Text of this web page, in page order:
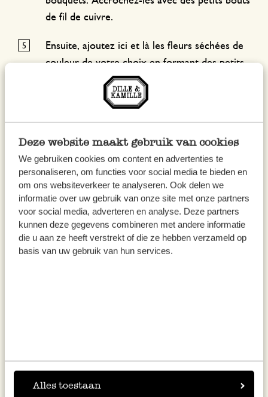
Deze website maakt gebruik van cookies
We gebruiken cookies om content en advertenties te
personaliseren, om functies voor social media te bieden en
om ons websiteverkeer te analyseren. Ook delen we
informatie over uw gebruik van onze site met onze partners
voor social media, adverteren en analyse. Deze partners
kunnen deze gegevens combineren met andere informatie
die u aan ze heeft verstrekt of die ze hebben verzameld op
basis van uw gebruik van hun services.
Alles toestaan
de fil de cuivre.
Ensuite, ajoutez ici et là les fleurs séchées de
couleur de votre choix en formant des petits
Attachez-les à l’aide de petites agrafes en
métal que vous veillerez à dissimuler sous les
branches d’eucalyptus et les fleurs séchées.
Enfin, accrochez la couronne de fleurs que
vous aurez munie d’un joli ruban ou d’un
morceau de fil de pêche à un crochet au mur.
Vous pouvez également utiliser une couronne (de
Noël) en osier pour créer votre couronne de fleurs :